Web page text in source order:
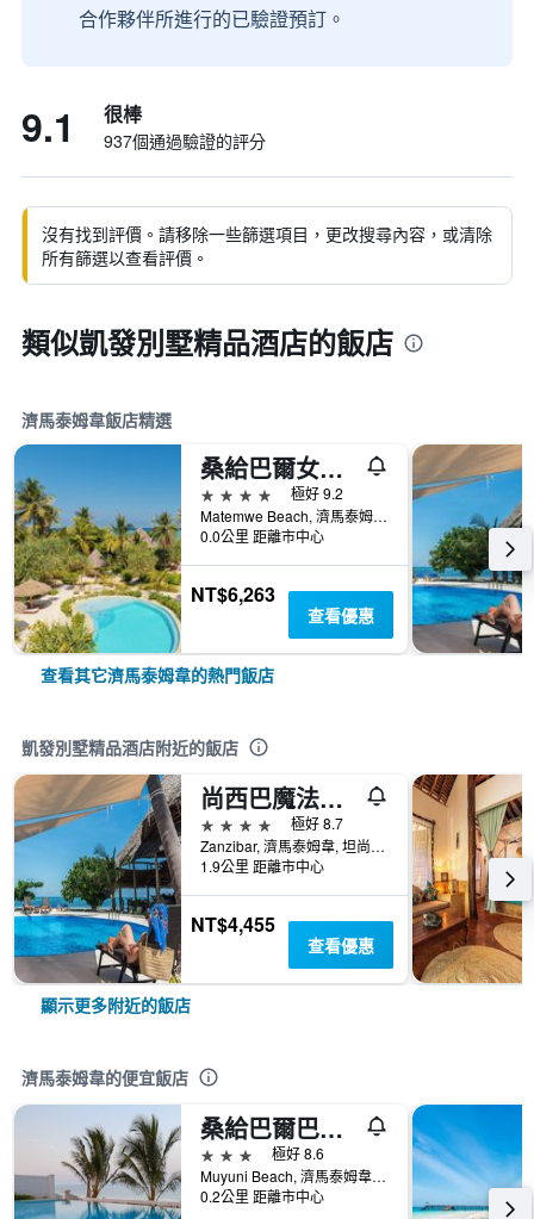
合作夥伴所進行的已驗證預訂。
9.1 很棒
937個通過驗證的評分
沒有找到評價。請移除一些篩選項目，更改搜尋內容，或清除
所有篩選以查看評價。
類似凱發別墅精品酒店的飯店
濟馬泰姆韋飯店精選
桑給巴爾女王酒店
4星級
極好 9.2
Matemwe Beach, 濟馬泰姆韋, 坦尚尼亞
0.0公里 距離市中心
NT$6,263
查看優惠
查看其它濟馬泰姆韋的熱門飯店
凱發別墅精品酒店附近的飯店
尚西巴魔法精品飯店
4星級
極好 8.7
Zanzibar, 濟馬泰姆韋, 坦尚尼亞
1.9公里 距離市中心
NT$4,455
查看優惠
顯示更多附近的飯店
濟馬泰姆韋的便宜飯店
桑給巴爾巴哈里別墅酒店
3星級
極好 8.6
Muyuni Beach, 濟馬泰姆韋, 坦尚尼亞
0.2公里 距離市中心